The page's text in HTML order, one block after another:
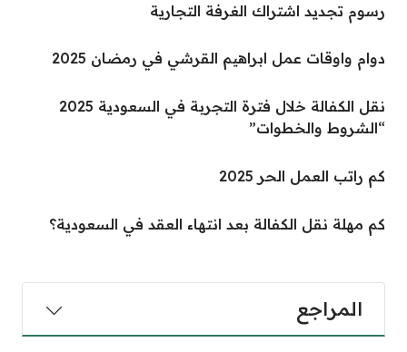
رسوم تجديد اشتراك الغرفة التجارية
دوام واوقات عمل ابراهيم القرشي في رمضان 2025
نقل الكفالة خلال فترة التجربة في السعودية 2025
“الشروط والخطوات”
كم راتب العمل الحر 2025
كم مهلة نقل الكفالة بعد انتهاء العقد في السعودية؟
المراجع